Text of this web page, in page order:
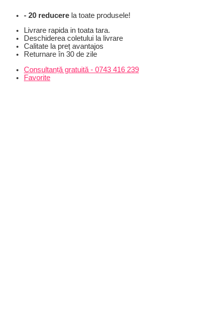
- 20 reducere la toate produsele!
Livrare rapida in toata tara.
Deschiderea coletului la livrare
Calitate la preț avantajos
Returnare în 30 de zile
Consultanță gratuită - 0743 416 239
Favorite